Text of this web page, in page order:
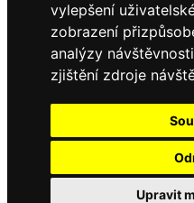
vylepšení
zobrazení
analýzy
zjištění zdroje
Upravit